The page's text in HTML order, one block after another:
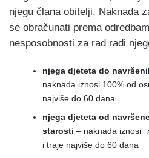
njegu člana obitelji. Naknada
se obračunati prema
nesposobnosti za rad radi
njega djeteta do
naknada iznosi 100% od
najviše do 60 dana
njega djeteta od
starosti – naknada iznosi
i traje najviše do 60 dana